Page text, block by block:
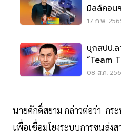
มิลล์คอน
17 ก.พ.
บุกสปป.
“Team
ถกไฮสปี
08 ส.ค.
นายศักดิ์สยาม กล่าวต่อว่า กร
เพื่อเชื่อมโยงระบบการขนส่ง